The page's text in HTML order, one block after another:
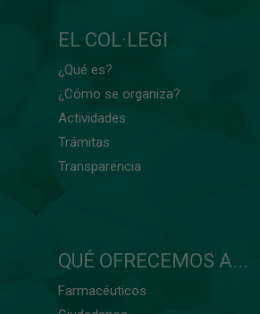
EL COL·LEGI
¿Qué es?
¿Cómo se organiza?
Actividades
Trámitas
Transparencia
QUÉ OFRECEMOS A...
Farmacéuticos